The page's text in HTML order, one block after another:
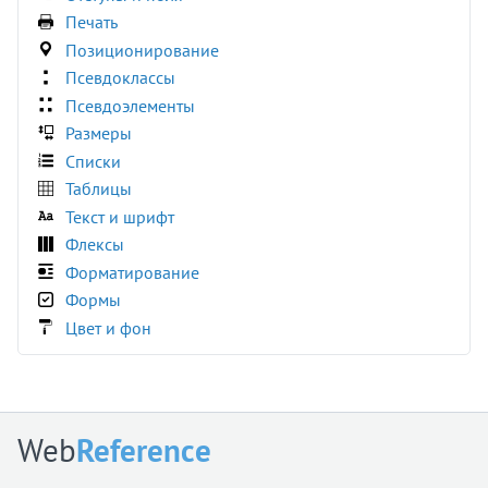
:read-write
:required
:right
:root
:seeking
:stalled
:target
:user-invalid
:user-valid
:valid
:visited
:volume-locked
@charset
@import
@keyframes
Печать
Позиционирование
Псевдоклассы
Псевдоэлементы
Размеры
Списки
Таблицы
Текст и шрифт
Флексы
Форматирование
Формы
Цвет и фон
WebReference